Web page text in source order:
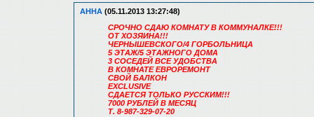
АННА (05.11.2013 13:27:48)
СРОЧНО СДАЮ КОМНАТУ В КОММУНАЛКЕ!!!
ОТ ХОЗЯИНА!!!
ЧЕРНЫШЕВСКОГО/4 ГОРБОЛЬНИЦА
5 ЭТАЖ/5 ЭТАЖНОГО ДОМА
3 СОСЕДЕЙ ВСЕ УДОБСТВА
В КОМНАТЕ ЕВРОРЕМОНТ
СВОЙ БАЛКОН
EXCLUSIVE
СДАЕТСЯ ТОЛЬКО РУССКИМ!!!
7000 РУБЛЕЙ В МЕСЯЦ
Т. 8-987-329-07-20